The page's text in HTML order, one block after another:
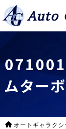
Auto
071001
ムター
オートギャラク